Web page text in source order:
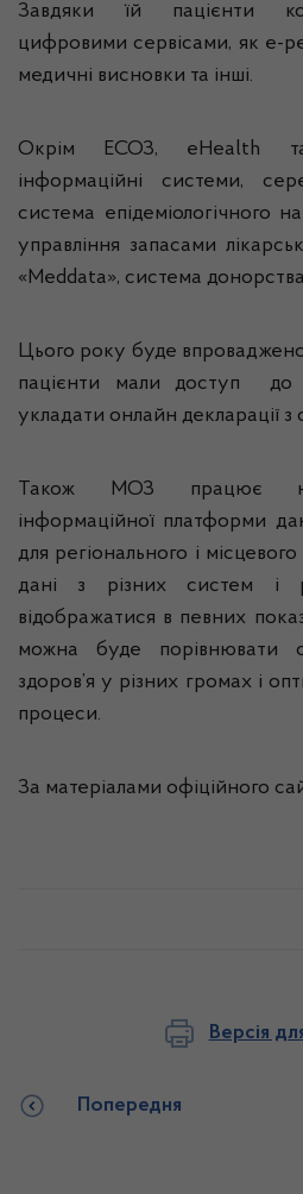
Завдяки їй пацієнти
цифровими сервісами, як е-
медичні висновки та інші.
Окрім ЕСОЗ, eHealth
інформаційні системи,
система епідеміологічного
управління запасами
«Meddata», система донорства
Цього року буде
пацієнти мали доступ до
укладати онлайн декларації з
Також МОЗ працює
інформаційної платформи
для регіонального і
дані з різних систем і
відображатися в певних
можна буде порівнювати
здоров’я у різних громах і
процеси.
За матеріалами офіційного
Версія
Попередня